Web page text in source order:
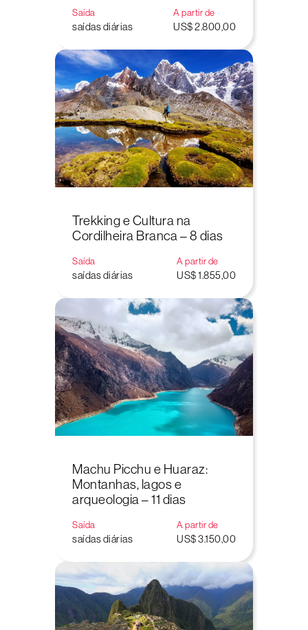
Saída
saídas diárias
A partir de
US$ 2.800,00
Trekking e Cultura na
Cordilheira Branca – 8 dias
Saída
saídas diárias
A partir de
US$ 1.855,00
Machu Picchu e Huaraz:
Montanhas, lagos e
arqueologia – 11 dias
Saída
saídas diárias
A partir de
US$ 3.150,00